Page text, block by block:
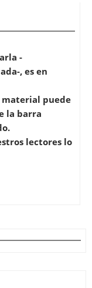
-
, es en
material puede
la barra
lectores lo